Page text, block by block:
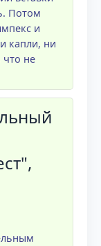
Потом
и
капли, ни
что не